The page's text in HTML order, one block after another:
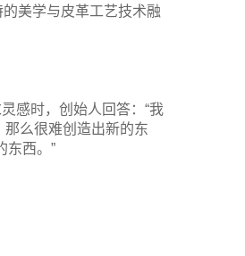
美学与皮革工艺技术融
感时，创始人回答：“我
么很难创造出新的东
东西。”